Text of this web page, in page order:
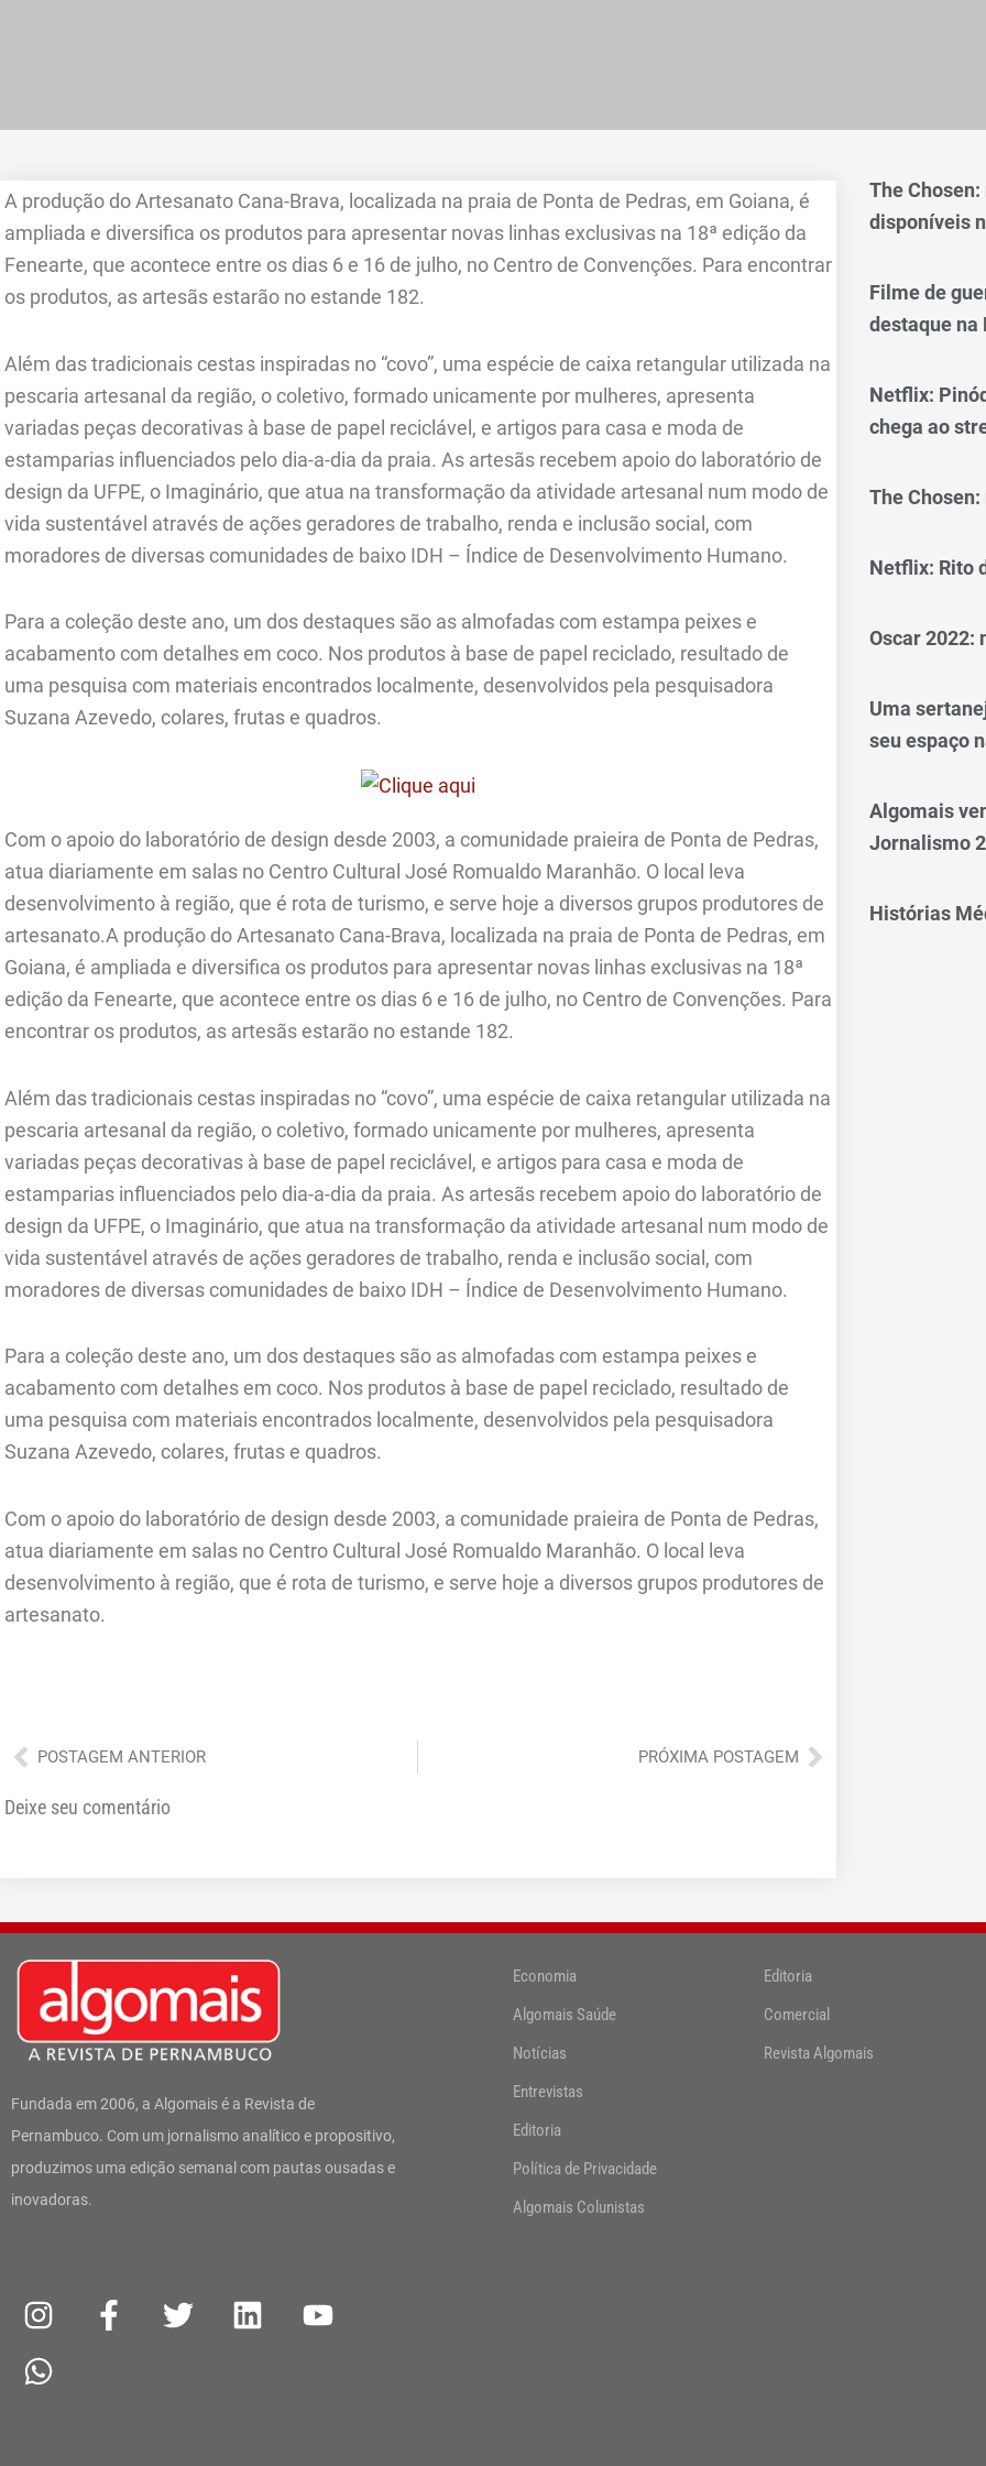
A produção do Artesanato Cana-Brava, localizada na praia de Ponta de Pedras, em Goiana, é
ampliada e diversifica os produtos para apresentar novas linhas exclusivas na 18ª edição da
Fenearte, que acontece entre os dias 6 e 16 de julho, no Centro de Convenções. Para encontrar
os produtos, as artesãs estarão no estande 182.
Além das tradicionais cestas inspiradas no “covo”, uma espécie de caixa retangular utilizada na
pescaria artesanal da região, o coletivo, formado unicamente por mulheres, apresenta
variadas peças decorativas à base de papel reciclável, e artigos para casa e moda de
estamparias influenciados pelo dia-a-dia da praia. As artesãs recebem apoio do laboratório de
design da UFPE, o Imaginário, que atua na transformação da atividade artesanal num modo de
vida sustentável através de ações geradores de trabalho, renda e inclusão social, com
moradores de diversas comunidades de baixo IDH – Índice de Desenvolvimento Humano.
Para a coleção deste ano, um dos destaques são as almofadas com estampa peixes e
acabamento com detalhes em coco. Nos produtos à base de papel reciclado, resultado de
uma pesquisa com materiais encontrados localmente, desenvolvidos pela pesquisadora
Suzana Azevedo, colares, frutas e quadros.
Com o apoio do laboratório de design desde 2003, a comunidade praieira de Ponta de Pedras,
atua diariamente em salas no Centro Cultural José Romualdo Maranhão. O local leva
desenvolvimento à região, que é rota de turismo, e serve hoje a diversos grupos produtores de
artesanato.A produção do Artesanato Cana-Brava, localizada na praia de Ponta de Pedras, em
Goiana, é ampliada e diversifica os produtos para apresentar novas linhas exclusivas na 18ª
edição da Fenearte, que acontece entre os dias 6 e 16 de julho, no Centro de Convenções. Para
encontrar os produtos, as artesãs estarão no estande 182.
Além das tradicionais cestas inspiradas no “covo”, uma espécie de caixa retangular utilizada na
pescaria artesanal da região, o coletivo, formado unicamente por mulheres, apresenta
variadas peças decorativas à base de papel reciclável, e artigos para casa e moda de
estamparias influenciados pelo dia-a-dia da praia. As artesãs recebem apoio do laboratório de
design da UFPE, o Imaginário, que atua na transformação da atividade artesanal num modo de
vida sustentável através de ações geradores de trabalho, renda e inclusão social, com
moradores de diversas comunidades de baixo IDH – Índice de Desenvolvimento Humano.
Para a coleção deste ano, um dos destaques são as almofadas com estampa peixes e
acabamento com detalhes em coco. Nos produtos à base de papel reciclado, resultado de
uma pesquisa com materiais encontrados localmente, desenvolvidos pela pesquisadora
Suzana Azevedo, colares, frutas e quadros.
Com o apoio do laboratório de design desde 2003, a comunidade praieira de Ponta de Pedras,
atua diariamente em salas no Centro Cultural José Romualdo Maranhão. O local leva
desenvolvimento à região, que é rota de turismo, e serve hoje a diversos grupos produtores de
artesanato.
Anterior
POSTAGEM ANTERIOR PRÓXIMA POSTAGEMPróximo
Deixe seu comentário
The
disponíveis
Filme de
destaque na
Netflix:
chega ao
The
Netflix: Rito
Oscar 2022:
Uma
seu espaço
Algomais
Jornalismo
Histórias
Fundada em 2006, a Algomais é a Revista de
Pernambuco. Com um jornalismo analítico e propositivo,
produzimos uma edição semanal com pautas ousadas e
inovadoras.
n
s
t
a
c
w
i
n
o
h
a
t
Economia
Algomais Saúde
Notícias
Entrevistas
Editoria
Política de Privacidade
Algomais Colunistas
Editoria
Comercial
Revista Algomais